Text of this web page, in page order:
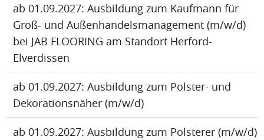
ab 01.09.2027: Ausbildung zum Kaufmann für
Groß- und Außenhandelsmanagement (m/w/d)
bei JAB FLOORING am Standort Herford-
Elverdissen
ab 01.09.2027: Ausbildung zum Polster- und
Dekorationsnäher (m/w/d)
ab 01.09.2027: Ausbildung zum Polsterer (m/w/d)